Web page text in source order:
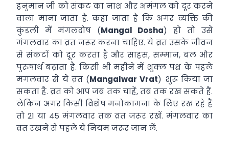
हनुमान जी को संकट का नाश और अमंगल को दूर करने
वाला माना जाता है. कहा जाता है कि अगर व्यक्ति की
कुंडली में मंगलदोष (Mangal Dosha) हो तो उसे
मंगलवार का व्रत जरूर करना चाहिए. ये व्रत उसके जीवन
से संकटों को दूर करता है और साहस, सम्मान, बल और
पुरुषार्थ बढ़ाता है. किसी भी महीने में शुक्ल पक्ष के पहले
मंगलवार से ये व्रत (Mangalwar Vrat) शुरू किया जा
सकता है. व्रत को आप जब तक चाहें, तब तक रख सकते हैं.
लेकिन अगर किसी विशेष मनोकामना के लिए रख रहे हैं
तो 21 या 45 मंगलवार तक व्रत जरूर रखें. मंगलवार का
व्रत रखने से पहले ये नियम जरूर जान लें.